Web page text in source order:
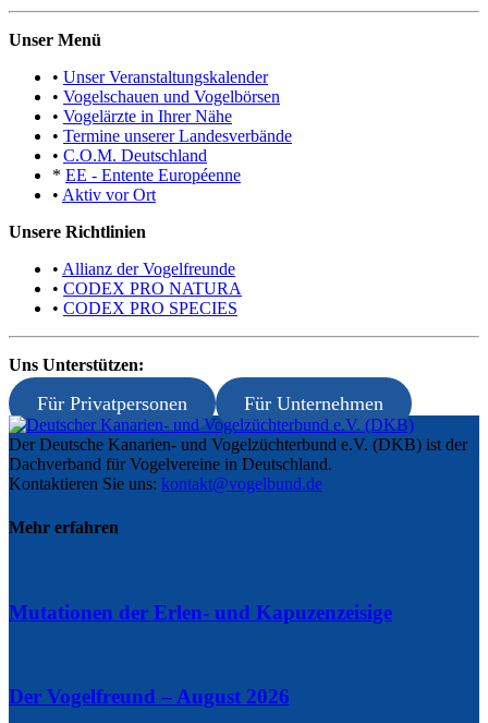
Unser Menü
• Unser Veranstaltungskalender
• Vogelschauen und Vogelbörsen
• Vogelärzte in Ihrer Nähe
• Termine unserer Landesverbände
• C.O.M. Deutschland
* EE - Entente Européenne
• Aktiv vor Ort
Unsere Richtlinien
• Allianz der Vogelfreunde
• CODEX PRO NATURA
• CODEX PRO SPECIES
Uns Unterstützen:
Für Privatpersonen Für Unternehmen
Der Deutsche Kanarien- und Vogelzüchterbund e.V. (DKB) ist der
Dachverband für Vogelvereine in Deutschland.
Kontaktieren Sie uns: kontakt@vogelbund.de
Mehr erfahren
Mutationen der Erlen- und Kapuzenzeisige
Der Vogelfreund – August 2026